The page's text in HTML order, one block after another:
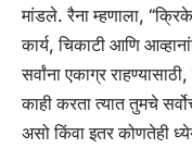
मांडले. रैना म्हणाला,
कार्य, चिकाटी आणि
सर्वांना एकाग्र
काही करता त्यात तुमचे
असो किंवा इतर कोणतेही